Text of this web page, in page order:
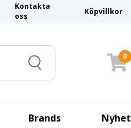
Kontakta
oss
Köpvillkor
Search
0
Brands